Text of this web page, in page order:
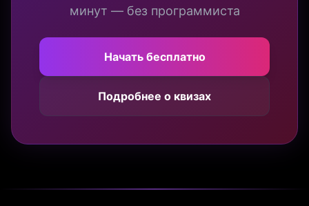
минут — без программиста
Начать бесплатно
Подробнее о квизах